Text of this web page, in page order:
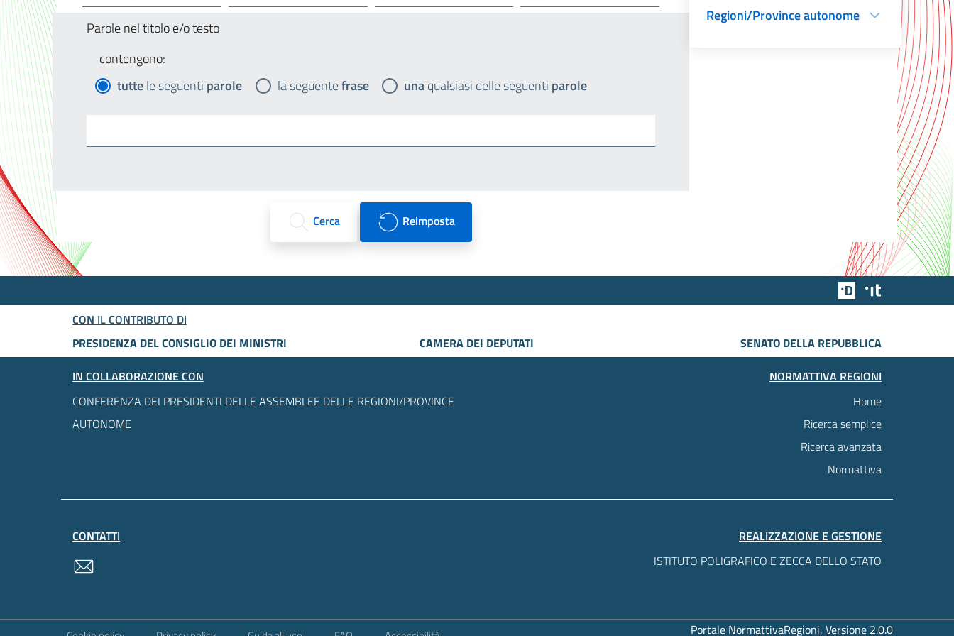
Parole nel titolo e/o testo
contengono:
tuttele seguenti parole la seguentefrase unaqualsiasi delle seguenti parole
Cerca Reimposta
Regioni/Province autonome
Team Digitale
CON IL CONTRIBUTO DI
PRESIDENZA DEL CONSIGLIO DEI MINISTRI
CAMERA DEI DEPUTATI
SENATO DELLA REPUBBLICA
IN COLLABORAZIONE CON
CONFERENZA DEI PRESIDENTI DELLE ASSEMBLEE DELLE REGIONI/PROVINCE
AUTONOME
NORMATTIVA REGIONI
Home
Ricerca semplice
Ricerca avanzata
Normattiva
CONTATTI
REALIZZAZIONE E GESTIONE
ISTITUTO POLIGRAFICO E ZECCA DELLO STATO
Portale NormattivaRegioni, Versione 2.0.0